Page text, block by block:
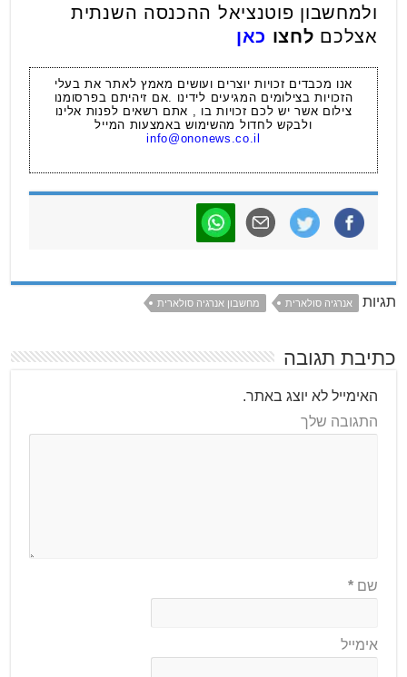
ולמחשבון פוטנציאל ההכנסה השנתית
אצלכם לחצו כאן
אנו מכבדים זכויות יוצרים ועושים מאמץ לאתר את בעלי
הזכויות בצילומים המגיעים לידינו .אם זיהיתם בפרסומנו
צילום אשר יש לכם זכויות בו , אתם רשאים לפנות אלינו
ולבקש לחדול מהשימוש באמצעות המייל
info@ononews.co.il
תגיות אנרגיה סולארית מחשבון אנרגיה סולארית
כתיבת תגובה
האימייל לא יוצג באתר.
התגובה שלך
שם*
אימייל